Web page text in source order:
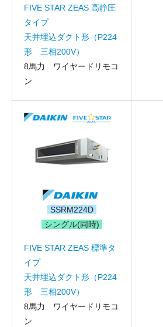
FIVE STAR ZEAS 高静圧
タイプ
天井埋込ダクト形（P224
形 三相200V）
8馬力 ワイヤードリモコ
ン
SSRM224D
シングル(同時)
FIVE STAR ZEAS 標準タ
イプ
天井埋込ダクト形（P224
形 三相200V）
8馬力 ワイヤードリモコ
ン